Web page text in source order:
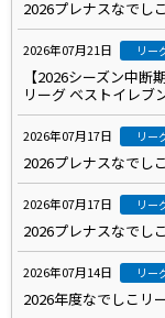
2026プレナスなでし
2026年07月21日 リー
【2026シーズン中
リーグ ベストイレブ
2026年07月17日 リー
2026プレナスなで
2026年07月17日 リー
2026プレナスなでし
2026年07月14日 リー
2026年度なでしこ